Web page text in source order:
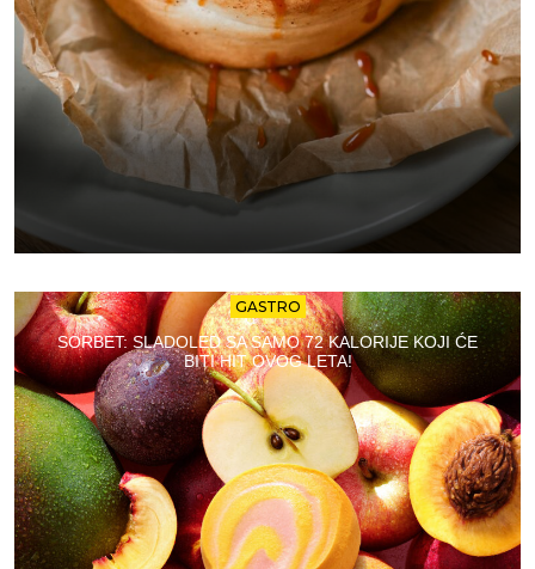
GASTRO
SORBET: SLADOLED SA SAMO 72 KALORIJE KOJI ĆE
BITI HIT OVOG LETA!